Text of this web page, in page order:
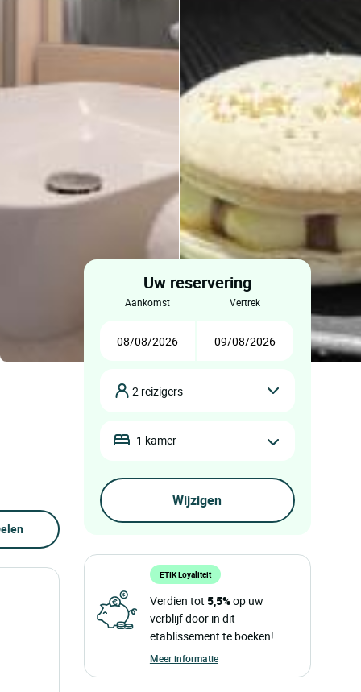
Uw reservering
aankomst vertrek
2 reizigers
1 kamer
ETIK Loyaliteit
Verdien tot 5,5%op uw
verblijf door in dit
etablissement te boeken!
Meer informatie